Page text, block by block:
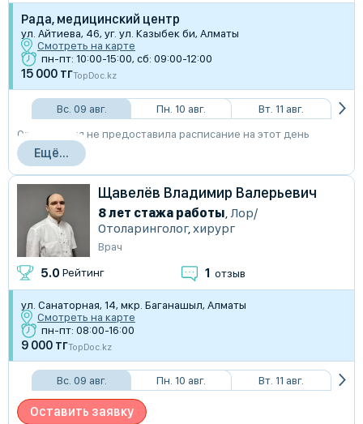
Рада, медицинский центр
ул. Айтиева, 46, уг. ул. Казыбек би, Алматы
Смотреть на карте
пн-пт: 10:00-15:00, сб: 09:00-12:00
15 000 тгTopDoc.kz
Вс. 09 авг. Пн. 10 авг.
Вт. 11 авг.
Организация не предоставила расписание на этот день
Ещё...
Щавелёв Владимир Валерьевич
8 лет стажа работы Лор/
Отоларинголог, хирург
Врач
5.0 Рейтинг 1 отзыв
ул. Санаторная, 14, мкр. Баганашыл, Алматы
Смотреть на карте
пн-пт: 08:00-16:00
9 000 тгTopDoc.kz
Вс. 09 авг. Пн. 10 авг. Вт. 11 авг.
Оставить заявку